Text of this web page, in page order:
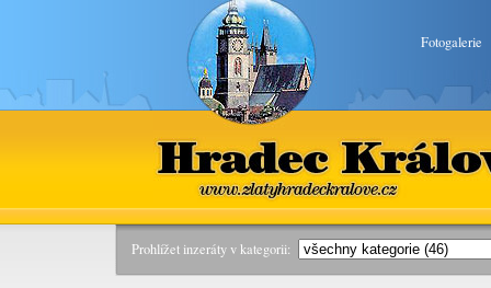
Fotogalerie
Hradec Králové
www.zlatyhradeckralove.cz
Prohlížet inzeráty v kategorii: